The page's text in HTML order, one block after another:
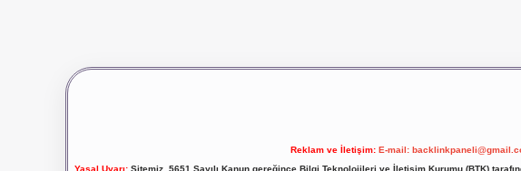
Reklam ve İletişim: E-mail:
Yasal Uyarı:Sitemiz, 5651 Sayılı Kanun gereğince Bilgi Teknolojileri ve İletişim Kurumu (BTK)